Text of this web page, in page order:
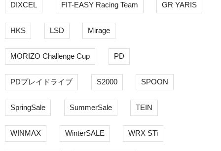
DIXCEL FIT-EASY Racing Team GR YARIS
HKS LSD Mirage
MORIZO Challenge Cup PD
PDプレイドライブ S2000 SPOON
SpringSale SummerSale TEIN
WINMAX WinterSALE WRX STi